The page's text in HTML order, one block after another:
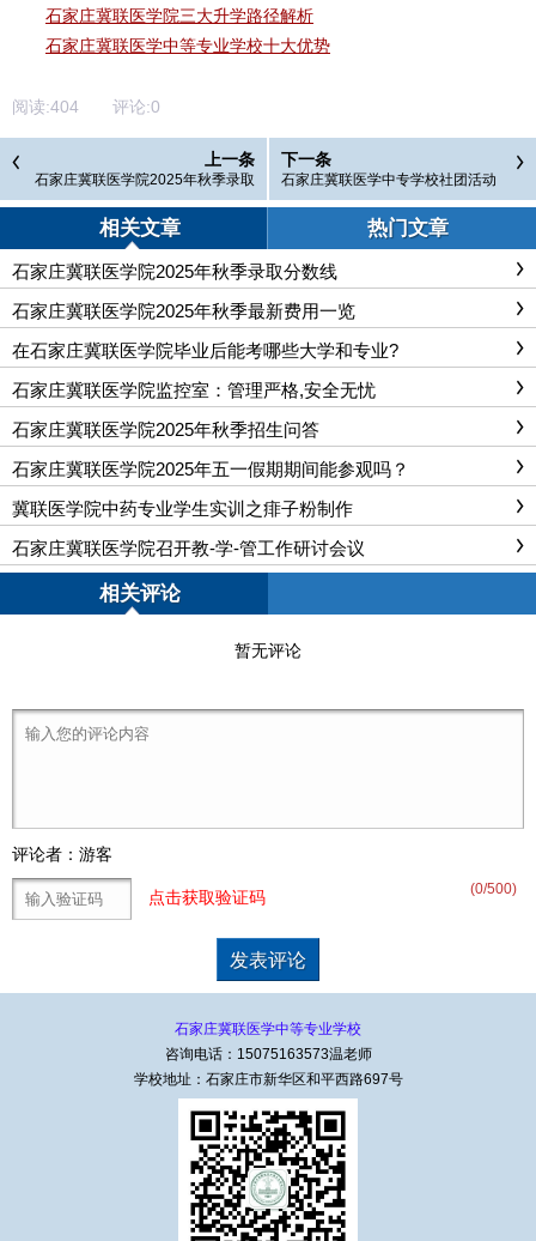
石家庄冀联医学院三大升学路径解析
石家庄冀联医学中等专业学校十大优势
阅读:404 评论:0
上一条
石家庄冀联医学院2025年秋季录取
下一条
石家庄冀联医学中专学校社团活动
相关文章 热门文章
石家庄冀联医学院2025年秋季录取分数线
石家庄冀联医学院2025年秋季最新费用一览
在石家庄冀联医学院毕业后能考哪些大学和专业?
石家庄冀联医学院监控室：管理严格,安全无忧
石家庄冀联医学院2025年秋季招生问答
石家庄冀联医学院2025年五一假期期间能参观吗？
冀联医学院中药专业学生实训之痱子粉制作
石家庄冀联医学院召开教-学-管工作研讨会议
相关评论
暂无评论
评论者：游客
(0/500)
点击获取验证码
石家庄冀联医学中等专业学校
咨询电话：15075163573温老师
学校地址：石家庄市新华区和平西路697号